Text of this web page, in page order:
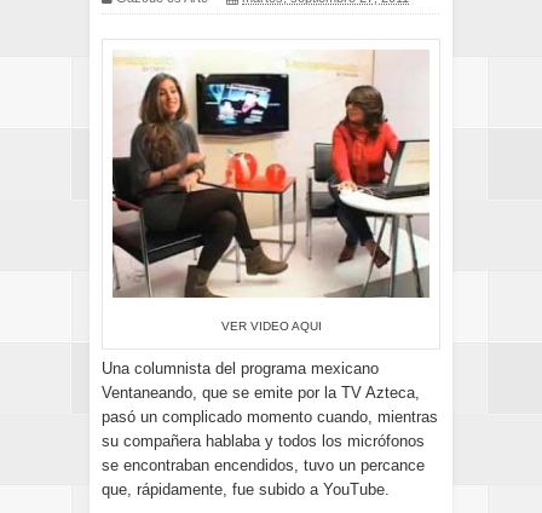
VER VIDEO AQUI
Una columnista del programa mexicano
Ventaneando, que se emite por la TV Azteca,
pasó un complicado momento cuando, mientras
su compañera hablaba y todos los micrófonos
se encontraban encendidos, tuvo un percance
que, rápidamente, fue subido a YouTube.